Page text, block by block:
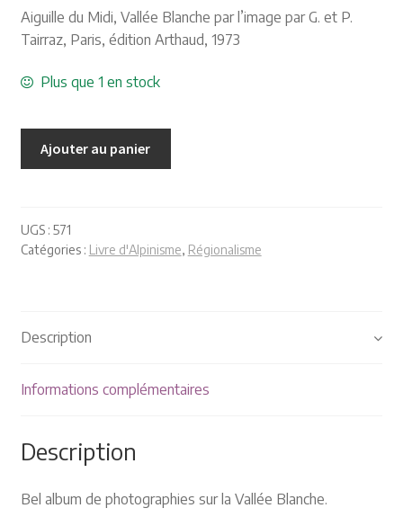
Les Pyrénées
VIEUX PAPIERS
Gravure
Aiguille du Midi, Vallée Blanche par l’image par G. et P.
Tairraz, Paris, édition Arthaud, 1973
Plus que 1 en stock
Ajouter au panier
UGS : 571
Catégories : Livre d'Alpinisme, Régionalisme
Description
Informations complémentaires
Description
Bel album de photographies sur la Vallée Blanche.